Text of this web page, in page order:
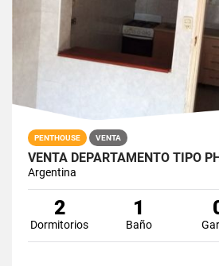
PENTHOUSE VENTA
VENTA DEPARTAMENTO TIPO
Argentina
2
Dormitorios
1
Baño